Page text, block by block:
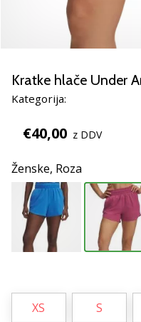
odbojkarski/a
navdušenec/ka,
mi?
Pridruži
nam
brend
ambasador/ka.
11. 8. 2022
•
2 min. branja
affiliate
program
Kratke hlače Under
Kategorija:
€40,00 z DDV
Ženske, Roza
XS S